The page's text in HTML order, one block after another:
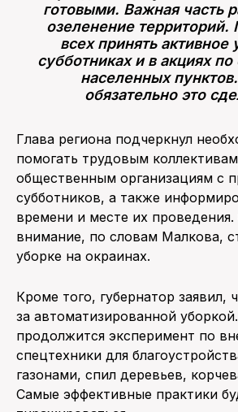
готовыми. Важная часть
озеленение
всех принять активное
субботниках и в акциях
населенных
обязательно это
Глава региона подчеркнул
помогать трудовым
общественным организациям с
субботников, а также
времени и месте их
внимание, по словам Малкова,
уборке на окраинах.
Кроме того, губернатор заявил,
за автоматизированной
продолжится эксперимент по
спецтехники для
газонами, спил деревьев,
Самые эффективные практики